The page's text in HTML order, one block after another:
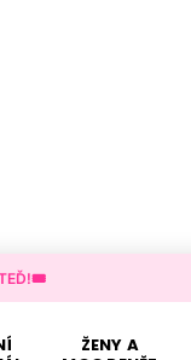
TEĎ!🎟️
ŽENY A